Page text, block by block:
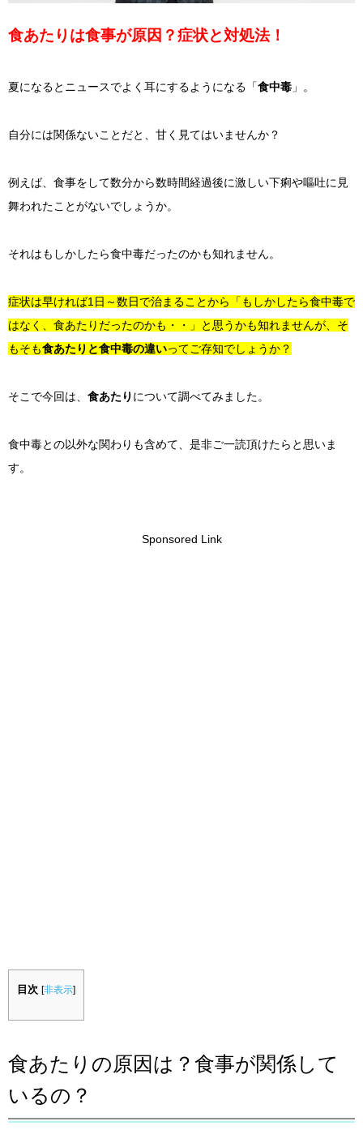
食あたりは食事が原因？症状と対処法！
夏になるとニュースでよく耳にするようになる「食中毒 」。
自分には関係ないことだと、甘く見てはいませんか？
例えば、食事をして数分から数時間経過後に激しい下痢や嘔吐に見
舞われたことがないでしょうか。
それはもしかしたら食中毒だったのかも知れません。
症状は早ければ1日～数日で治まることから「もしかしたら食中毒で
はなく、食あたりだったのかも・・」と思うかも知れませんが、そ
もそも食あたりと食中毒の違いってご存知でしょうか？
そこで今回は、 食あたり について調べてみました。
食中毒との以外な関わりも含めて、是非ご一読頂けたらと思いま
す。
Sponsored Link
目次 [非表示]
食あたりの原因は？食事が関係して
いるの？